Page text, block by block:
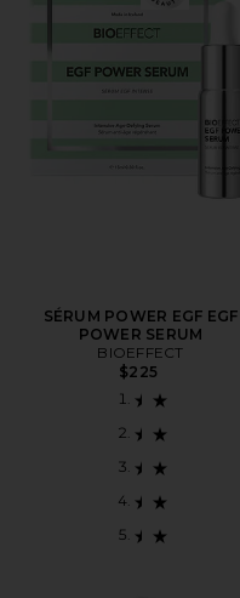
SÉRUM POWER EGF EGF
POWER SERUM
BIOEFFECT
$225